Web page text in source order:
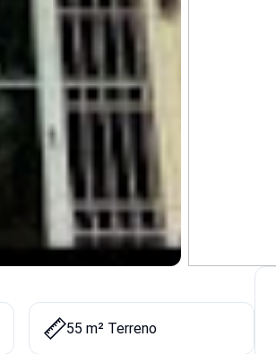
55 m² Terreno